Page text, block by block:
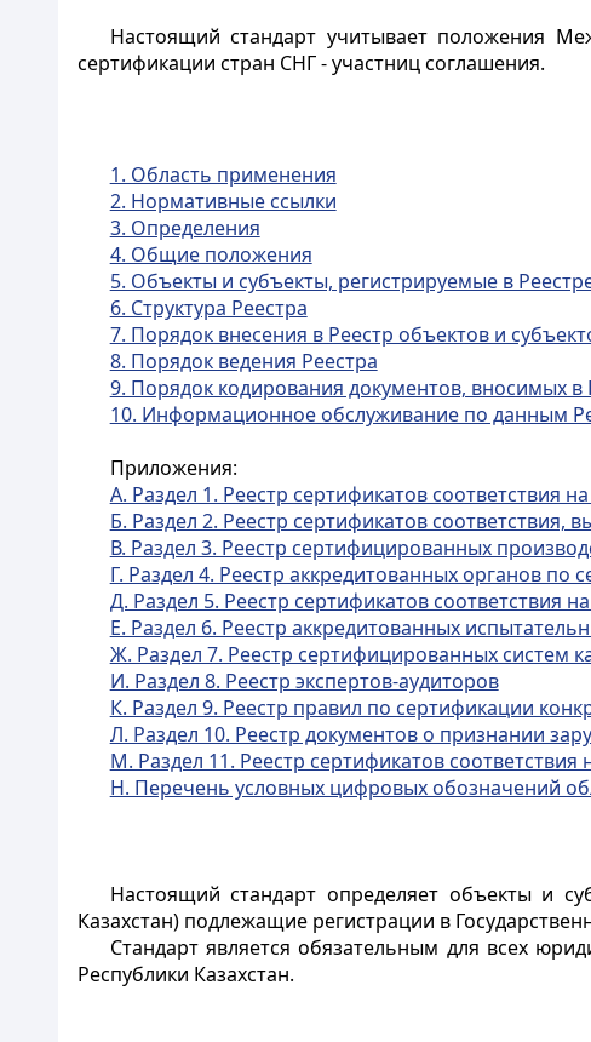
Настоящий стандарт учитывает положения
сертификации стран СНГ - участниц соглашения.
1. Область применения
2. Нормативные ссылки
3. Определения
4. Общие положения
5. Объекты и субъекты, регистрируемые в
6. Структура Реестра
7. Порядок внесения в Реестр объектов и
8. Порядок ведения Реестра
9. Порядок кодирования документов, вносимых в
10. Информационное обслуживание по данным
Приложения:
А. Раздел 1. Реестр сертификатов соответствия
Б. Раздел 2. Реестр сертификатов
В. Раздел 3. Реестр сертифицированных
Г. Раздел 4. Реестр аккредитованных органов по
Д. Раздел 5. Реестр сертификатов соответствия
Е. Раздел 6. Реестр аккредитованных
Ж. Раздел 7. Реестр сертифицированных систем
И. Раздел 8. Реестр экспертов-аудиторов
К. Раздел 9. Реестр правил по сертификации
Л. Раздел 10. Реестр документов о признании
М. Раздел 11. Реестр сертификатов соответствия
Н. Перечень условных цифровых обозначений
Настоящий стандарт определяет объекты и
Казахстан) подлежащие регистрации в
Стандарт является обязательным для всех
Республики Казахстан.